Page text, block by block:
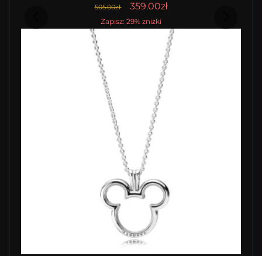
505.00zł 359.00zł
Zapisz: 29% zniżki